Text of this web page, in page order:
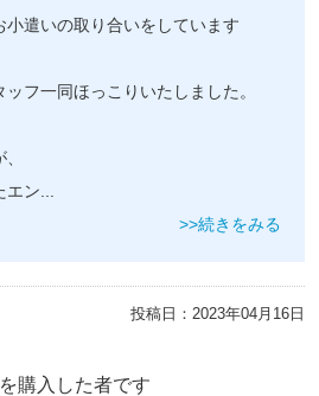
小遣いの取り合いをしています
フ一同ほっこりいたしました。
エン
>>続きをみる
投稿日： 2023年04月16日
購入した者です